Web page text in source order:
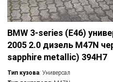
BMW 3-series (E46)
2005 2.0 дизель M47N
sapphire metallic) 394H7
Тип кузова: Универсал